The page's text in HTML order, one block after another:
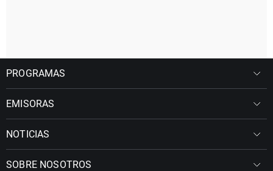
PROGRAMAS
EMISORAS
NOTICIAS
SOBRE NOSOTROS